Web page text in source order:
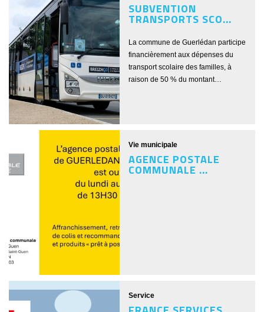
SUBVENTION
TRANSPORTS SCO...
La commune de Guerlédan participe
financièrement aux dépenses du
transport scolaire des familles, à
raison de 50 % du montant…
Vie municipale
AGENCE POSTALE
COMMUNALE ...
Service